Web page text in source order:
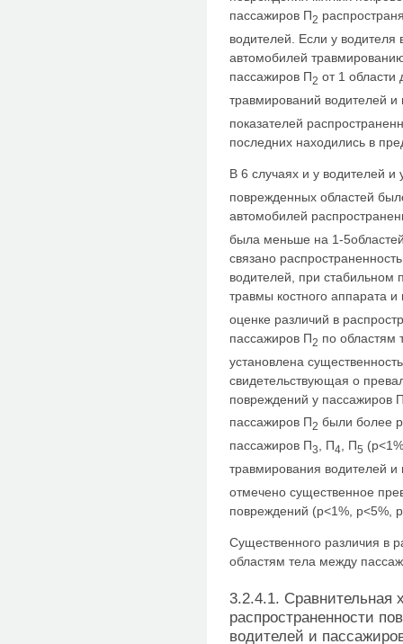
пассажиров П2
водителей. Если у водителя
автомобилей
пассажиров П2 от 1
травмирований водителей
показателей
последних находились в
В 6 случаях и у водителей и
поврежденных областей
автомобилей
была меньше на 1-
связано
водителей, при стабильном
травмы костного аппарата
оценке различий в
пассажиров П2 по областям
установлена
свидетельствующая о
повреждений у пассажиров
пассажиров П2 были более
пассажиров П3 , П4 , П5
травмирования водителей
отмечено существенное
повреждений (р<1%, p<5%,
Существенного различия в
областям тела между
3.2.4.1. Сравнительная
распространенности
водителей и